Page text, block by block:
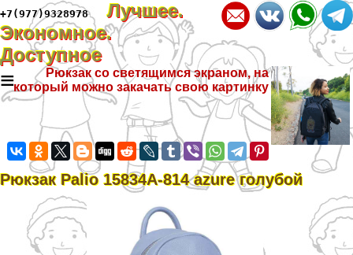
+7(977)9328978
Лучшее.
Экономное.
Доступное
≡
Рюкзак со светящимся экраном, на
который можно закачать свою картинку
Рюкзак Palio 15834A-814 azure гoлyбой